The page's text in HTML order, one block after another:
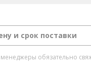
и срок поставки
обязательно